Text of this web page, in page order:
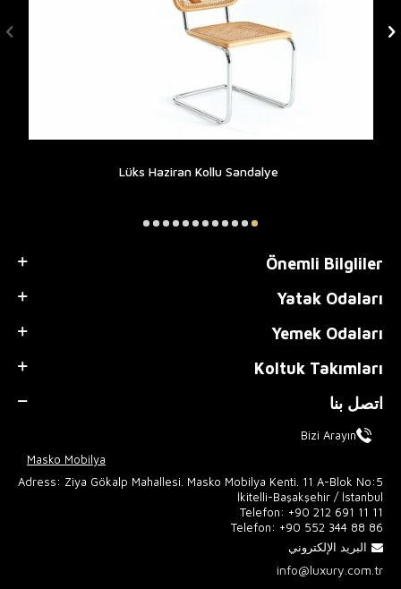
Lüks Haziran Kollu Sandalye
Önemli Bilgliler
Yatak Odaları
Yemek Odaları
Koltuk Takımları
اتصل بنا
Bizi Arayın
Masko Mobilya
Adress: Ziya Gökalp Mahallesi. Masko Mobilya Kenti. 11 A-Blok No:5
İkitelli-Başakşehir / İstanbul
Telefon: +90 212 691 11 11
Telefon: +90 552 344 88 86
البريد الإلكتروني
info@luxury.com.tr